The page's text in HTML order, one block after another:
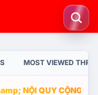
MOST VIEWED
NỘI QUY CỘNG